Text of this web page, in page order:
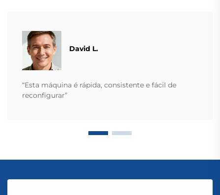
David L.
“Esta máquina é rápida, consistente e fácil de
reconfigurar”